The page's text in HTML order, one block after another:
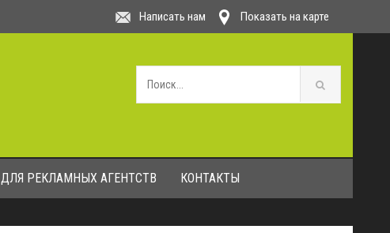
Написать нам Показать на карте
ДЛЯ РЕКЛАМНЫХ АГЕНТСТВ КОНТАКТЫ